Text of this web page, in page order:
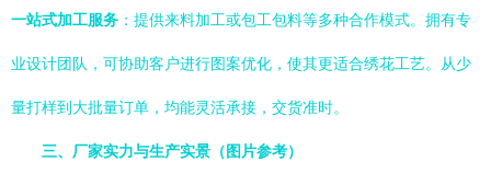
一站式加工服务 ：提供来料加工或包工包料等多种合作模式。拥有专
业设计团队，可协助客户进行图案优化，使其更适合绣花工艺。从少
量打样到大批量订单，均能灵活承接，交货准时。
三、厂家实力与生产实景（图片参考）